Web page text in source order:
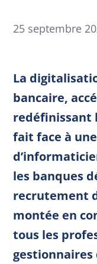
25 septembre
La
bancaire,
redéfinissant
fait face à
les banques
recrutement
montée en
tous les
gestionnaires